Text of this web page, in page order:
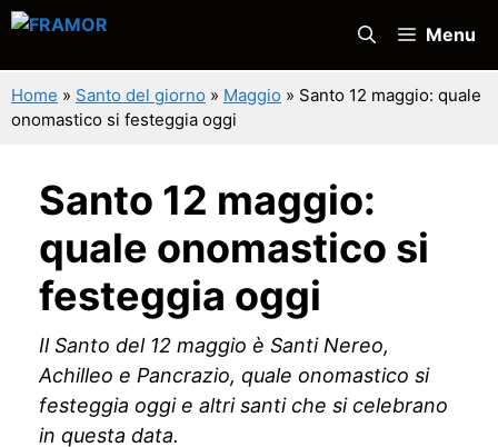
Vai
contenuto
Menu
Home » Santo del giorno » Maggio » Santo 12 maggio: quale
onomastico si festeggia oggi
Santo 12 maggio:
quale onomastico si
festeggia oggi
Il Santo del 12 maggio è Santi Nereo,
Achilleo e Pancrazio, quale onomastico si
festeggia oggi e altri santi che si celebrano
in questa data.